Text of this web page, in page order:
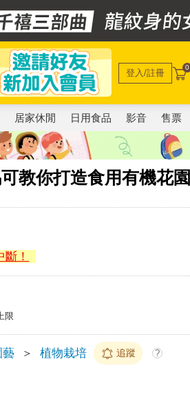
登入/註冊 0
居家休閒 日用食品 影音 售票
教你打造食用有機花園
！
限
藝 ＞ 植物栽培 追蹤 ?